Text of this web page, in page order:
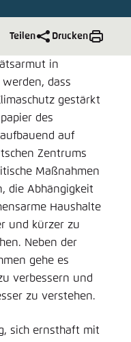
Teilen Drucken
in
dass
gestärkt
des
auf
Zentrums
Maßnahmen
die Abhängigkeit
Haushalte
und kürzer zu
Neben der
gehe es
verbessern und
zu verstehen.
sich ernsthaft mit
Übernehmen